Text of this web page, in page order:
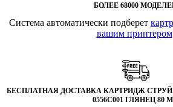
БОЛЕЕ 68000
Система автоматически подберет
вашим принтером
БЕСПЛАТНАЯ ДОСТАВКА КАРТРИДЖ
0556C001 ГЛЯНЕЦ 80